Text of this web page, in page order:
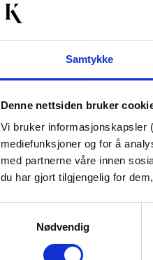
Samtykke
Denne nettsiden bruker
Vi bruker informasjonskapsler
mediefunksjoner og for å
med partnerne våre innen
du har gjort tilgjengelig for
Nødvendig